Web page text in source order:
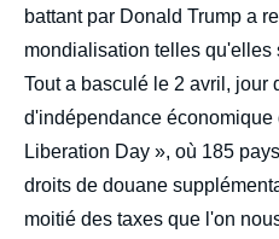
battant par Donald Trump a
mondialisation telles qu'elles
Tout a basculé le 2 avril, jour
d'indépendance
Liberation Day », où 185
droits de douane
moitié des taxes que l'on